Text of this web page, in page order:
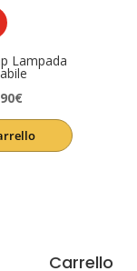
Lampada
€Il
prezzo
attuale
Carrello